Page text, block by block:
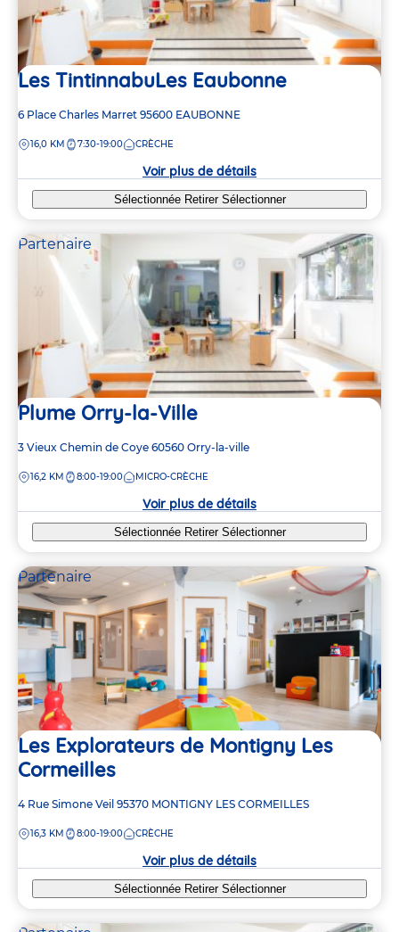
Les TintinnabuLes Eaubonne
Adresse
la
6 Place Charles Marret 95600 EAUBONNE
DISTANCE
16,0 KM 7:30-19:00 CRÈCHE
Voir plus de détails
Sélectionnée Retirer Sélectionner
Partenaire
Plume Orry-la-Ville
Adresse
la
3 Vieux Chemin de Coye 60560 Orry-la-ville
DISTANCE
16,2 KM 8:00-19:00 MICRO-CRÈCHE
Voir plus de détails
Sélectionnée Retirer Sélectionner
Partenaire
Les Explorateurs de Montigny Les
Cormeilles
Adresse
la
4 Rue Simone Veil 95370 MONTIGNY LES CORMEILLES
DISTANCE
16,3 KM 8:00-19:00 CRÈCHE
Voir plus de détails
Sélectionnée Retirer Sélectionner